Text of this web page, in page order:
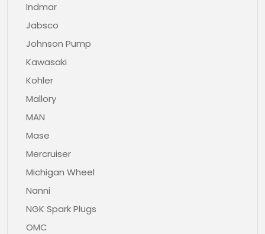
Indmar
Jabsco
Johnson Pump
Kawasaki
Kohler
Mallory
MAN
Mase
Mercruiser
Michigan Wheel
Nanni
NGK Spark Plugs
OMC